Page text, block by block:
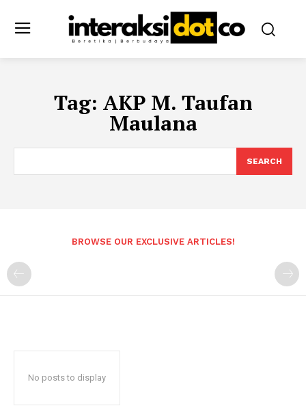
Tag: AKP M. Taufan
Maulana
SEARCH
BROWSE OUR EXCLUSIVE ARTICLES!
No posts to display